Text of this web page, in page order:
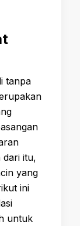
tanpa
dari itu,
yang
ini
untuk